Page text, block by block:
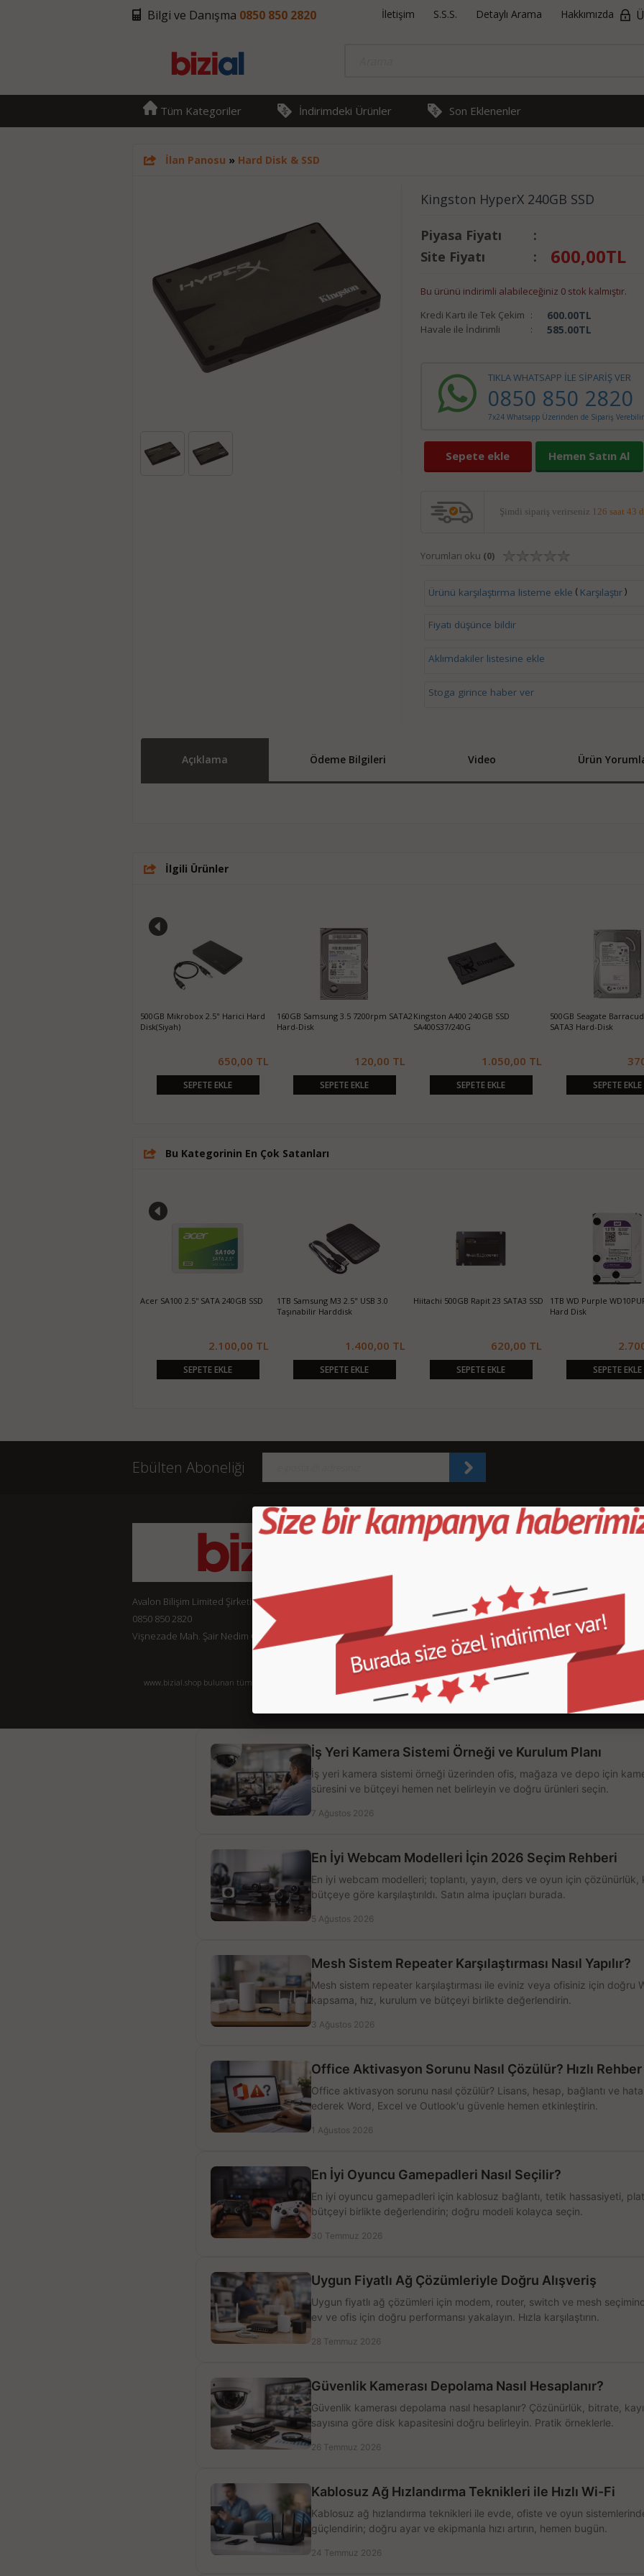
Bilgi ve Danışma 0850 850 2820 İletişim S.S.S. Detaylı Arama Hakkımızda
Tüm Kategoriler İndirimdeki Ürünler Son Eklenenler
İlan Panosu » Hard Disk & SSD
Kingston HyperX 240GB SSD
Piyasa Fiyatı
:
Site Fiyatı
: 600,00TL
Bu ürünü indirimli alabileceğiniz 0 stok kalmıştır.
Kredi Kartı ile Tek Çekim : 600.00TL
Havale ile İndirimli : 585.00TL
TIKLA WHATSAPP İLE SİPARİŞ VER
0850 850 2820
7x24 Whatsapp Üzerinden de Sipariş
Sepete ekle Hemen Satın Al
Şimdi sipariş verirseniz 126 saat 43
Yorumları oku (0)
Ürünü karşılaştırma listeme ekle ( Karşılaştır)
Fiyatı düşünce bildir
Aklımdakiler listesine ekle
Stoga girince haber ver
Açıklama Ödeme Bilgileri Video Ürün
İlgili Ürünler
500GB Mikrobox 2.5" Harici Hard
Disk(Siyah)
650,00 TL
SEPETE EKLE
160GB Samsung 3.5 7200rpm SATA2
Hard-Disk
120,00 TL
SEPETE EKLE
Kingston A400 240GB SSD
SA400S37/240G
1.050,00 TL
SEPETE EKLE
500GB Seagate
SATA3 Hard-Disk
SEPETE EKLE
Bu Kategorinin En Çok Satanları
Acer SA100 2.5'' SATA 240GB SSD
2.100,00 TL
SEPETE EKLE
1TB Samsung M3 2.5" USB 3.0
Taşınabilir Harddisk
1.400,00 TL
SEPETE EKLE
Hiitachi 500GB Rapit 23 SATA3 SSD
620,00 TL
SEPETE EKLE
1TB WD Purple
Hard Disk
SEPETE EKLE
Ebülten Aboneliği
Avalon Bilişim Limited Şirketi
0850 850 2820
Vişnezade Mah. Şair Nedim Cad. Konak Ap. No:77/1 Beşiktaş - İstanbul
KURUMSAL
Gizlilik ve Kullanım Şartları
Kargo ve Taşıma Bilgileri
Garanti ve İade
Sistem Toplama
www.bizial.shop bulunan tüm ürün ürünlere ait açıklayıcı bilgiler, görseller telif hakları kanununca korunmakta olup izinsiz paylaşılması,
mecralarda kullanılması kanunen yasaklanmış olup hukuki yaptırıma tabi tutulmaktadır.
İş Yeri Kamera Sistemi Örneği ve Kurulum Planı
İş yeri kamera sistemi örneği üzerinden ofis, mağaza ve depo için
süresini ve bütçeyi hemen net belirleyin ve doğru ürünleri seçin.
7 Ağustos 2026
En İyi Webcam Modelleri İçin 2026 Seçim Rehberi
En iyi webcam modelleri; toplantı, yayın, ders ve oyun için çözünürlük,
bütçeye göre karşılaştırıldı. Satın alma ipuçları burada.
5 Ağustos 2026
Mesh Sistem Repeater Karşılaştırması Nasıl Yapılır?
Mesh sistem repeater karşılaştırması ile eviniz veya ofisiniz için doğru
kapsama, hız, kurulum ve bütçeyi birlikte değerlendirin.
3 Ağustos 2026
Office Aktivasyon Sorunu Nasıl Çözülür? Hızlı Rehber
Office aktivasyon sorunu nasıl çözülür? Lisans, hesap, bağlantı ve hata
ederek Word, Excel ve Outlook'u güvenle hemen etkinleştirin.
1 Ağustos 2026
En İyi Oyuncu Gamepadleri Nasıl Seçilir?
En iyi oyuncu gamepadleri için kablosuz bağlantı, tetik hassasiyeti,
bütçeyi birlikte değerlendirin; doğru modeli kolayca seçin.
30 Temmuz 2026
Uygun Fiyatlı Ağ Çözümleriyle Doğru Alışveriş
Uygun fiyatlı ağ çözümleri için modem, router, switch ve mesh
ev ve ofis için doğru performansı yakalayın. Hızla karşılaştırın.
28 Temmuz 2026
Güvenlik Kamerası Depolama Nasıl Hesaplanır?
Güvenlik kamerası depolama nasıl hesaplanır? Çözünürlük, bitrate,
sayısına göre disk kapasitesini doğru belirleyin. Pratik örneklerle.
26 Temmuz 2026
Kablosuz Ağ Hızlandırma Teknikleri ile Hızlı Wi-Fi
Kablosuz ağ hızlandırma teknikleri ile evde, ofiste ve oyun sistemlerinde
güçlendirin; doğru ayar ve ekipmanla hızı artırın, hemen bugün.
24 Temmuz 2026